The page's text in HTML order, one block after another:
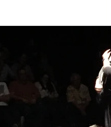
Divagaciones
Música / Crítica